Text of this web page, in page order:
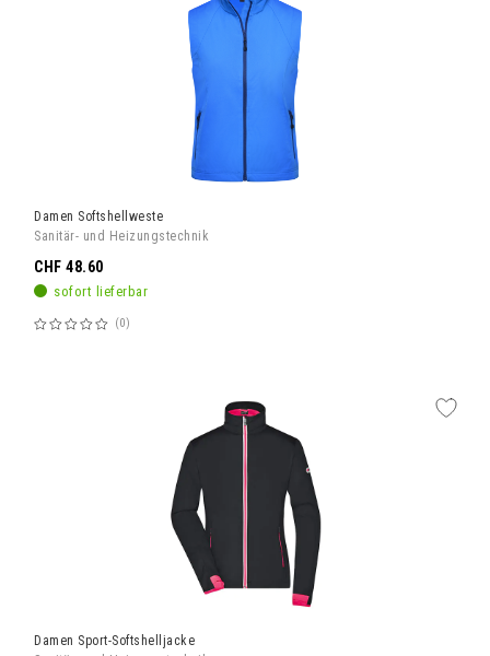
Damen Softshellweste
Sanitär- und Heizungstechnik
sofort lieferbar
Bewertung:
0
CHF 48.60
Damen Sport-Softshelljacke